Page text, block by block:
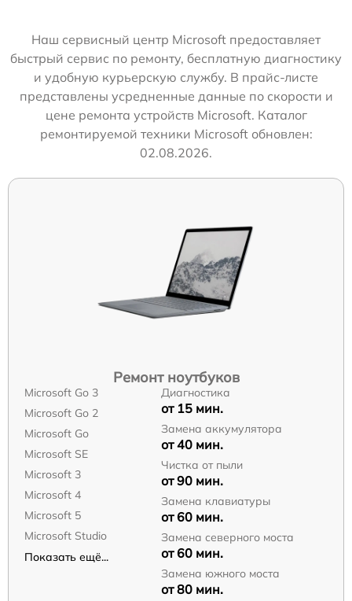
Наш сервисный центр Microsoft предоставляет
быстрый сервис по ремонту, бесплатную диагностику
и удобную курьерскую службу. В прайс-листе
представлены усредненные данные по скорости и
цене ремонта устройств Microsoft. Каталог
ремонтируемой техники Microsoft обновлен:
02.08.2026.
Ремонт ноутбуков
Microsoft Go 3
Microsoft Go 2
Microsoft Go
Microsoft SE
Microsoft 3
Microsoft 4
Microsoft 5
Microsoft Studio
Показать ещё...
Диагностика
от 15 мин.
Замена аккумулятора
от 40 мин.
Чистка от пыли
от 90 мин.
Замена клавиатуры
от 60 мин.
Замена северного моста
от 60 мин.
Замена южного моста
от 80 мин.